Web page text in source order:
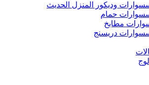
وديكور المنزل الحديث
حمام
مطابخ
دريسنج